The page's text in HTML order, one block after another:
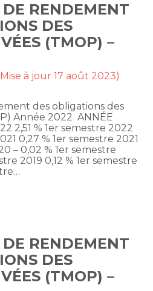
RENDEMENT
DES
(TMOP) –
à jour 17 août 2023)
des obligations des
Année 2022 ANNÉE
2,51 % 1er semestre 2022
0,27 % 1er semestre 2021
– 0,02 % 1er semestre
2019 0,12 % 1er semestre
RENDEMENT
DES
(TMOP) –